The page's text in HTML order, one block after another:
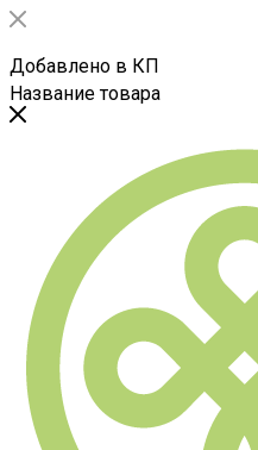
Добавлено в КП
Название товара